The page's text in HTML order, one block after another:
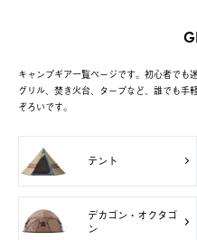
キャンプギア一覧ページです。初心者でも
グリル、焚き火台、タープなど、誰でも手
ぞろいです。
テント
デカゴン・オクタゴ
ン